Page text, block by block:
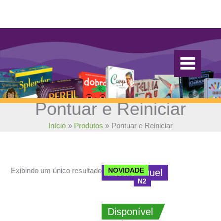
conteúdo
Pontuar e Reiniciar
Início Produtos Pontuar e Reiniciar
Exibindo um único resultado
Disponível
Para aluguel
NOVIDADE
N2